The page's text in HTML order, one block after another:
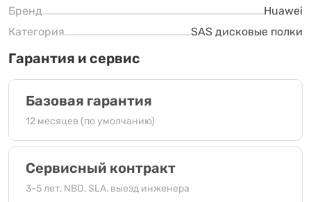
Бренд
Huawei
Категория
SAS дисковые полки
Гарантия и сервис
Базовая гарантия
12 месяцев (по умолчанию)
Сервисный контракт
3-5 лет, NBD, SLA, выезд инженера